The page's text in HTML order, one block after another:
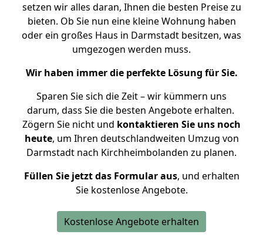
setzen wir alles daran, Ihnen die besten Preise zu
bieten. Ob Sie nun eine kleine Wohnung haben
oder ein großes Haus in Darmstadt besitzen, was
umgezogen werden muss.
Wir haben immer die perfekte Lösung für Sie.
Sparen Sie sich die Zeit – wir kümmern uns
darum, dass Sie die besten Angebote erhalten.
Zögern Sie nicht und kontaktieren Sie uns noch
heute, um Ihren deutschlandweiten Umzug von
Darmstadt nach Kirchheimbolanden zu planen.
Füllen Sie jetzt das Formular aus, und erhalten
Sie kostenlose Angebote.
Kostenlose Angebote erhalten